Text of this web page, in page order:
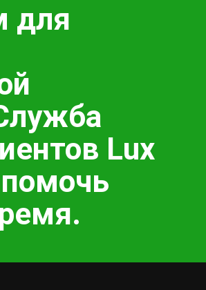
для
Lux